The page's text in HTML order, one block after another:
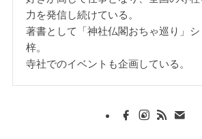
力を発信し続けている。
著書として「神社仏閣おちゃ巡り」
梓。
寺社でのイベントも企画している。